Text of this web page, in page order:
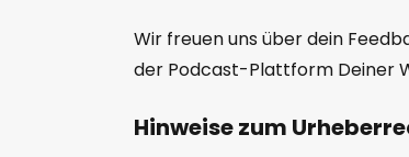
Wir freuen uns über dein
der Podcast-Plattform Deiner
Hinweise zum